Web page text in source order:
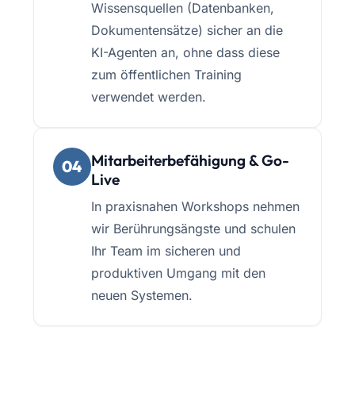
Wissensquellen (Datenbanken,
Dokumentensätze) sicher an die
KI-Agenten an, ohne dass diese
zum öffentlichen Training
verwendet werden.
04 Mitarbeiterbefähigung & Go-
Live
In praxisnahen Workshops nehmen
wir Berührungsängste und schulen
Ihr Team im sicheren und
produktiven Umgang mit den
neuen Systemen.